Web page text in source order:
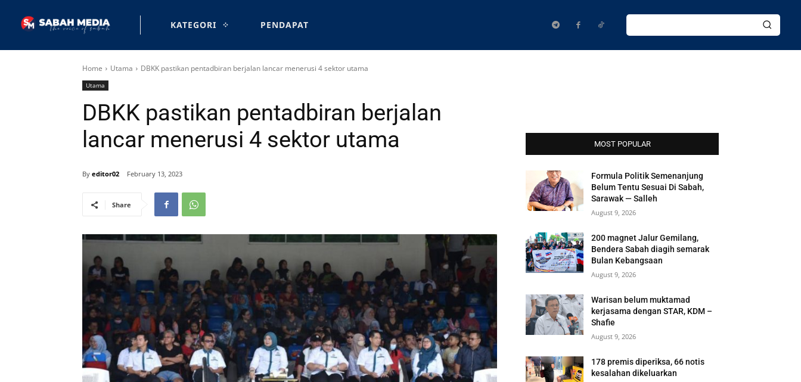
KATEGORI PENDAPAT
Home Utama DBKK pastikan pentadbiran berjalan lancar menerusi 4 sektor utama
Utama
DBKK pastikan pentadbiran berjalan
lancar menerusi 4 sektor utama
By editor02 February 13, 2023
Share
MOST POPULAR
Formula Politik Semenanjung
Belum Tentu Sesuai Di Sabah,
Sarawak — Salleh
August 9, 2026
200 magnet Jalur Gemilang,
Bendera Sabah diagih semarak
Bulan Kebangsaan
August 9, 2026
Warisan belum muktamad
kerjasama dengan STAR, KDM –
Shafie
August 9, 2026
178 premis diperiksa, 66 notis
kesalahan dikeluarkan